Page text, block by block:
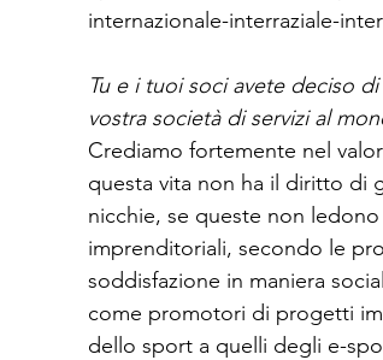
internazionale-interraziale-
Tu e i tuoi soci avete deciso
vostra società di servizi al
Crediamo fortemente nel
questa vita non ha il diritto di
nicchie, se queste non
imprenditoriali, secondo le
soddisfazione in maniera
come promotori di progetti
dello sport a quelli degli e-